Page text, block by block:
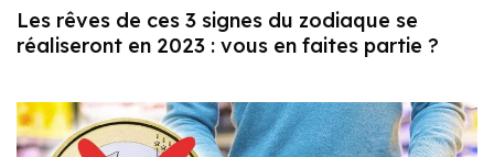
Les rêves de ces 3 signes du zodiaque se
réaliseront en 2023 : vous en faites partie ?